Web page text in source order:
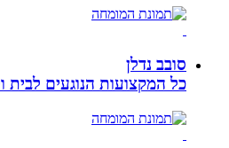
סובב נדלן
כל המקצועות הנוגעים לבית ולנדלן